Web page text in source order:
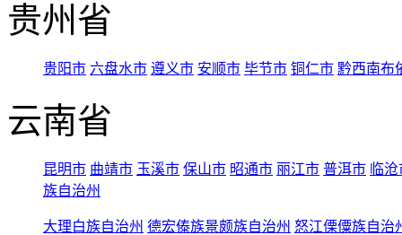
贵州省
贵阳市 六盘水市 遵义市 安顺市 毕节市 铜仁市 黔西南布
云南省
昆明市 曲靖市 玉溪市 保山市 昭通市 丽江市 普洱市 临
族自治州
大理白族自治州 德宏傣族景颇族自治州 怒江傈僳族自治